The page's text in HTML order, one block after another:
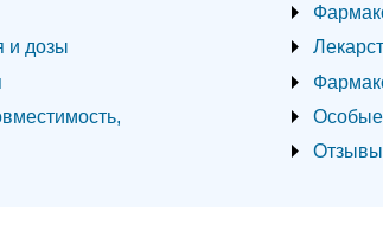
и дозы
Особые
Отзывы